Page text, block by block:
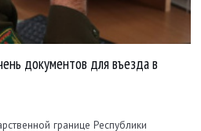
документов для въезда в
границе Республики